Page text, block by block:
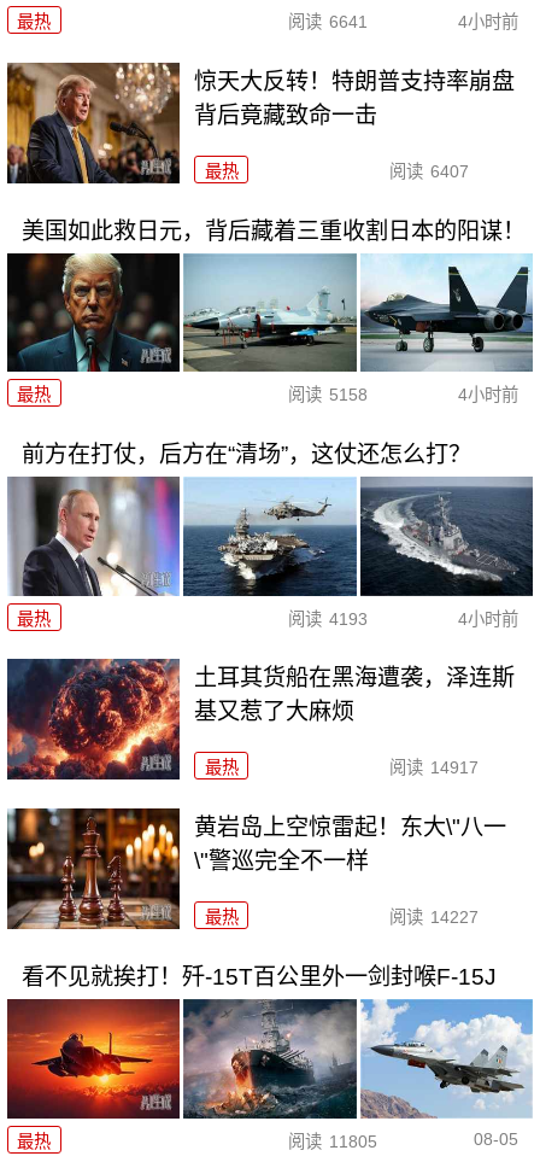
最热 阅读 6641 4小时前
惊天大反转！特朗普支持率崩盘
背后竟藏致命一击
最热 阅读 6407
美国如此救日元，背后藏着三重收割日本的阳谋！
最热 阅读 5158 4小时前
前方在打仗，后方在“清场”，这仗还怎么打？
最热 阅读 4193 4小时前
土耳其货船在黑海遭袭，泽连斯
基又惹了大麻烦
最热 阅读 14917
黄岩岛上空惊雷起！东大\"八一
\"警巡完全不一样
最热 阅读 14227
看不见就挨打！歼-15T百公里外一剑封喉F-15J
最热 阅读 11805 08-05